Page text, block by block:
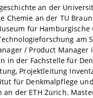
an der
an der TU
für Hamburgische
am
/ Product
in der Fachstelle für
Projektleitung
für Denkmalpflege
der ETH Zürich.